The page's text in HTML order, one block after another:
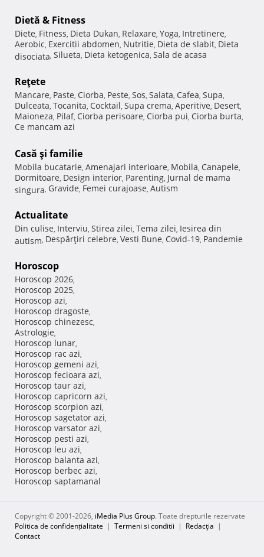
Dietă & Fitness
Diete, Fitness, Dieta Dukan, Relaxare, Yoga, Intretinere,
Aerobic, Exercitii abdomen, Nutritie, Dieta de slabit, Dieta
disociata, Silueta, Dieta ketogenica, Sala de acasa
Reţete
Mancare, Paste, Ciorba, Peste, Sos, Salata, Cafea, Supa,
Dulceata, Tocanita, Cocktail, Supa crema, Aperitive, Desert,
Maioneza, Pilaf, Ciorba perisoare, Ciorba pui, Ciorba burta,
Ce mancam azi
Casă şi familie
Mobila bucatarie, Amenajari interioare, Mobila, Canapele,
Dormitoare, Design interior, Parenting, Jurnal de mama
singura, Gravide, Femei curajoase, Autism
Actualitate
Din culise, Interviu, Stirea zilei, Tema zilei, Iesirea din
autism, Despărţiri celebre, Vesti Bune, Covid-19, Pandemie
Horoscop
Horoscop 2026,
Horoscop 2025,
Horoscop azi,
Horoscop dragoste,
Horoscop chinezesc,
Astrologie,
Horoscop lunar,
Horoscop rac azi,
Horoscop gemeni azi,
Horoscop fecioara azi,
Horoscop taur azi,
Horoscop capricorn azi,
Horoscop scorpion azi,
Horoscop sagetator azi,
Horoscop varsator azi,
Horoscop pesti azi,
Horoscop leu azi,
Horoscop balanta azi,
Horoscop berbec azi,
Horoscop saptamanal
Copyright © 2001-2026, iMedia Plus Group. Toate drepturile rezervate
Politica de confidențialitate | Termeni si conditii | Redacţia |
Contact